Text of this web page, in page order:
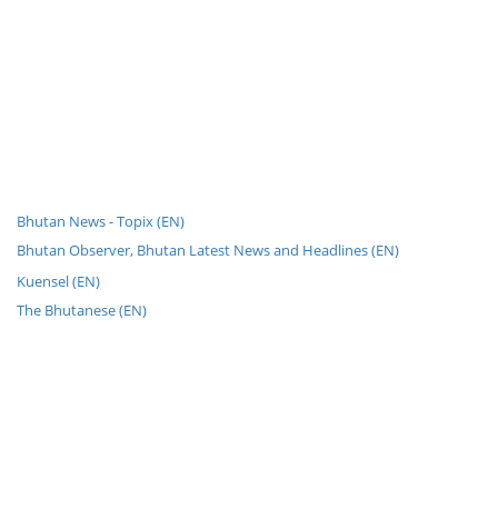
Bhutan News - Topix (EN)
Bhutan Observer, Bhutan Latest News and Headlines (EN)
Kuensel (EN)
The Bhutanese (EN)